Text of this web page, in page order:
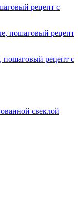
рецепт с
пошаговый рецепт
пошаговый рецепт с
свеклой